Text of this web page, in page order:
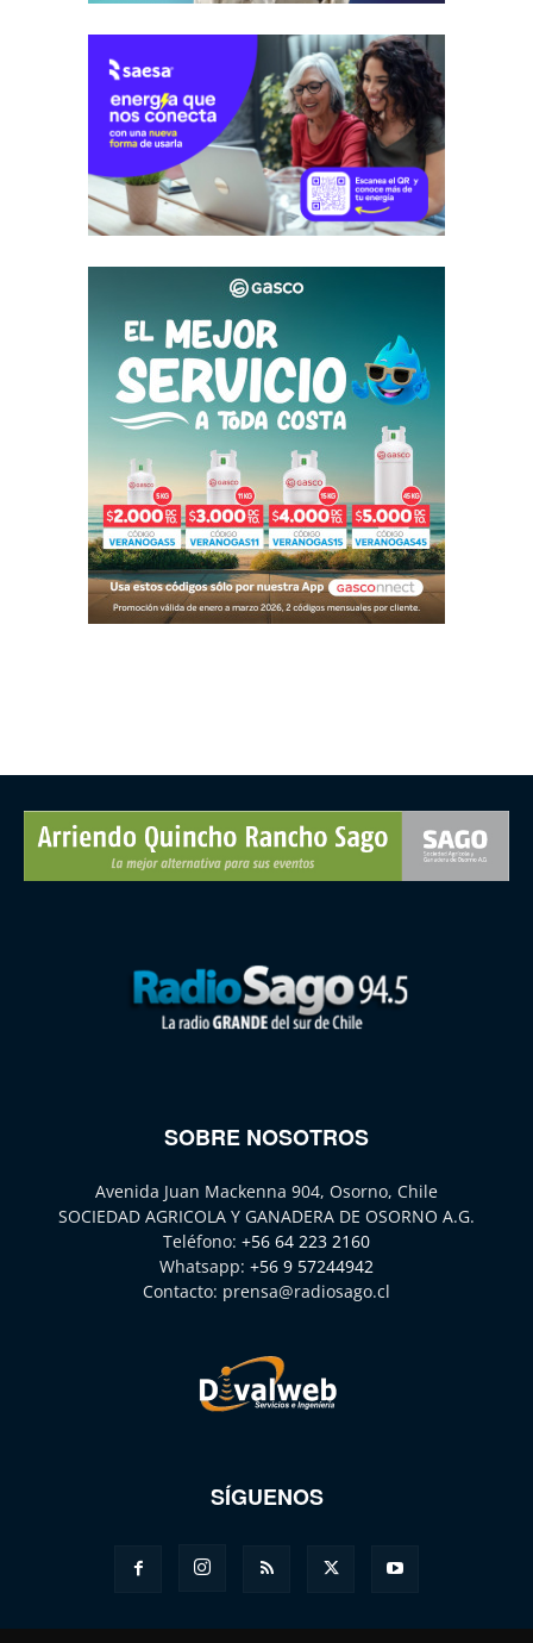
SOBRE NOSOTROS
Avenida Juan Mackenna 904, Osorno, Chile
SOCIEDAD AGRICOLA Y GANADERA DE OSORNO A.G.
Teléfono: +56 64 223 2160
Whatsapp: +56 9 57244942
Contacto: prensa@radiosago.cl
SÍGUENOS